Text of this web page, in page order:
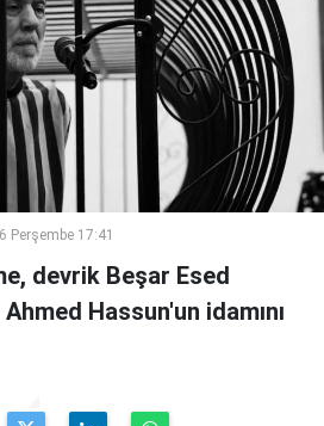
Perşembe 17:41
devrik Beşar Esed
Hassun'un idamını